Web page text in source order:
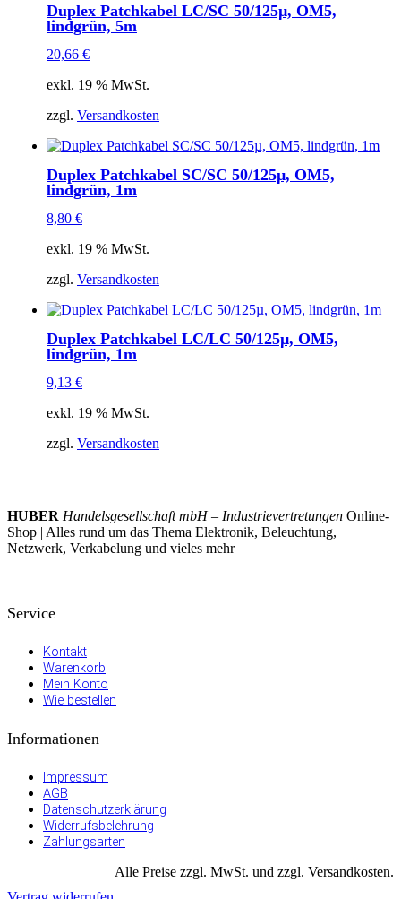
Duplex Patchkabel LC/SC 50/125µ, OM5,
lindgrün, 5m
20,66 €
exkl. 19 % MwSt.
zzgl. Versandkosten
Duplex Patchkabel SC/SC 50/125µ, OM5,
lindgrün, 1m
8,80 €
exkl. 19 % MwSt.
zzgl. Versandkosten
Duplex Patchkabel LC/LC 50/125µ, OM5,
lindgrün, 1m
9,13 €
exkl. 19 % MwSt.
zzgl. Versandkosten
HUBER Handelsgesellschaft mbH – Industrievertretungen Online-
Shop | Alles rund um das Thema Elektronik, Beleuchtung,
Netzwerk, Verkabelung und vieles mehr
Service
Kontakt
Warenkorb
Mein Konto
Wie bestellen
Informationen
Impressum
AGB
Datenschutzerklärung
Widerrufsbelehrung
Zahlungsarten
Alle Preise zzgl. MwSt. und zzgl. Versandkosten.